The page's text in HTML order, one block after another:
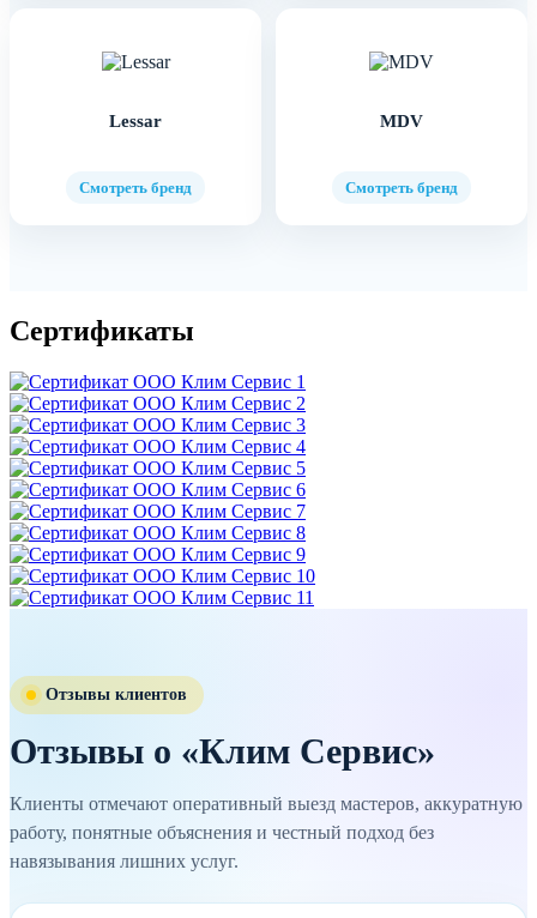
Lessar
Смотреть бренд
MDV
Смотреть бренд
Сертификаты
Отзывы клиентов
Отзывы о «Клим Сервис»
Клиенты отмечают оперативный выезд мастеров, аккуратную
работу, понятные объяснения и честный подход без
навязывания лишних услуг.